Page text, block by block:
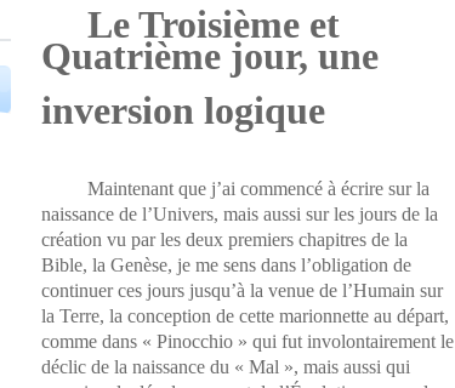
Le Troisième et
Quatrième jour, une
inversion logique
Maintenant que j’ai commencé à écrire sur la
naissance de l’Univers, mais aussi sur les jours de la
création vu par les deux premiers chapitres de la
Bible, la Genèse, je me sens dans l’obligation de
continuer ces jours jusqu’à la venue de l’Humain sur
la Terre, la conception de cette marionnette au départ,
comme dans « Pinocchio » qui fut involontairement le
déclic de la naissance du « Mal », mais aussi qui